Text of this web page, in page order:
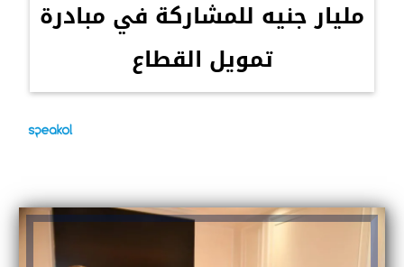
مليار جنيه للمشاركة في مبادرة
تمويل القطاع